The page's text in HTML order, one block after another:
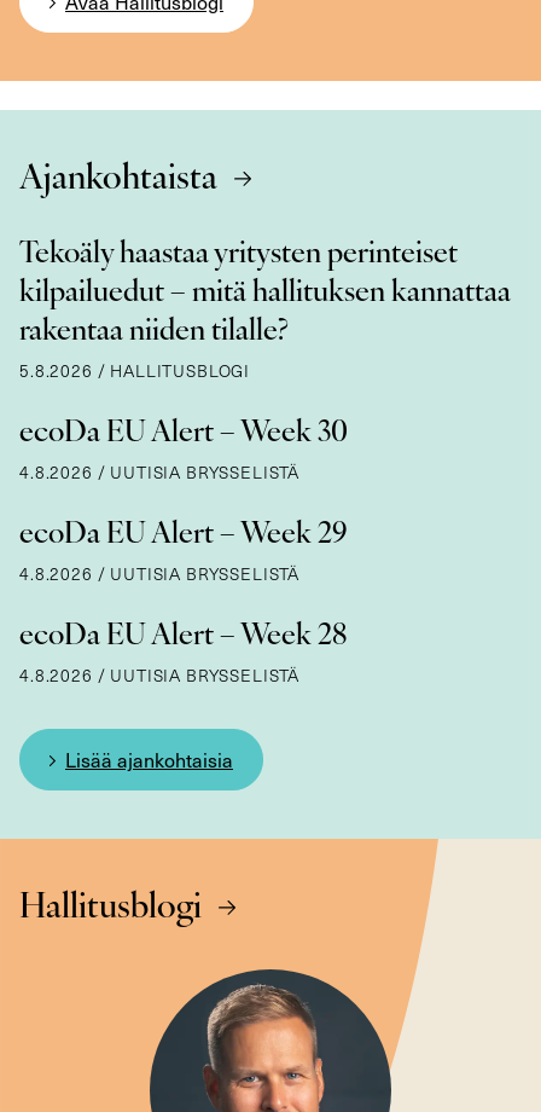
Ajankohtaista
Tekoäly haastaa yritysten perinteiset
kilpailuedut – mitä hallituksen kannattaa
rakentaa niiden tilalle?
5.8.2026 / HALLITUSBLOGI
ecoDa EU Alert – Week 30
4.8.2026 / UUTISIA BRYSSELISTÄ
ecoDa EU Alert – Week 29
4.8.2026 / UUTISIA BRYSSELISTÄ
ecoDa EU Alert – Week 28
4.8.2026 / UUTISIA BRYSSELISTÄ
Lisää ajankohtaisia
Hallitusblogi